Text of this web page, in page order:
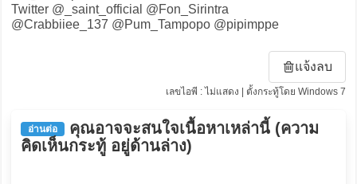
Twitter @_saint_official @Fon_Sirintra
@Crabbiiee_137 @Pum_Tampopo @pipimppe
แจ้งลบ
เลขไอพี : ไม่แสดง | ตั้งกระทู้โดย Windows 7
อ่านต่อ
คุณอาจจะสนใจเนื้อหาเหล่านี้ (ความ
คิดเห็นกระทู้ อยู่ด้านล่าง)